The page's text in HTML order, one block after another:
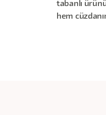
tabanlı
hem